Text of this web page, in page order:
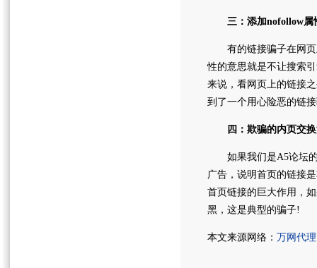
三：添加nofollow属
有的链接骗子在网页
性的意思就是不让搜索
来说，看网页上的链接
到了一个用心险恶的链
四：欺骗的内页交
如果我们是A5论坛的
广告，说明首页的链接
首页链接的巨大作用，
黑，这是典型的骗子!
本文来源网络： 万网代理